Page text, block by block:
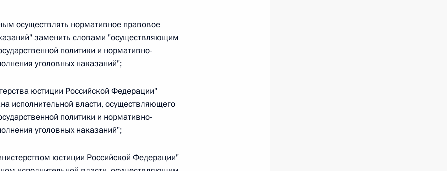
г. № 247-ФЗ
Российской Федерации об административных
Российской Федерации и Правительством
деятельности с драгоценными металлами,
осуществлять нормативное правовое
заменить словами "осуществляющим
политики и нормативно-
уголовных наказаний";
юстиции Российской Федерации"
исполнительной власти, осуществляющего
политики и нормативно-
уголовных наказаний";
юстиции Российской Федерации"